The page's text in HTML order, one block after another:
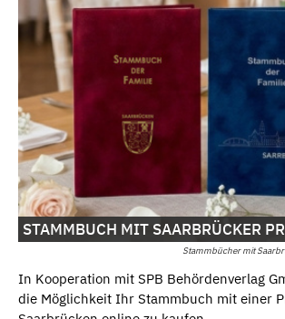
Stammbücher mit
STAMMBUCH MIT SAARBRÜCKER
In Kooperation mit SPB Behördenverlag
die Möglichkeit Ihr Stammbuch mit einer